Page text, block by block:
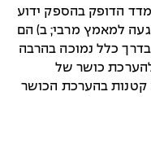
בהספק ידוע
למאמץ מרבי; ב) הם
נמוכה בהרבה
כושר של
בהערכת הכושר